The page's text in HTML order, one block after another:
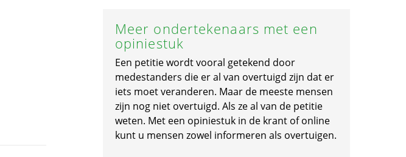
Meer ondertekenaars met een
opiniestuk
Een petitie wordt vooral getekend door
medestanders die er al van overtuigd zijn dat er
iets moet veranderen. Maar de meeste mensen
zijn nog niet overtuigd. Als ze al van de petitie
weten. Met een opiniestuk in de krant of online
kunt u mensen zowel informeren als overtuigen.